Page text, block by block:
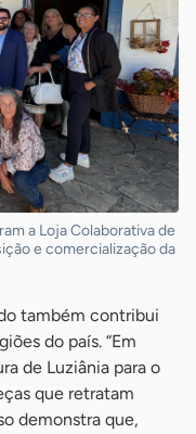
a Loja Colaborativa de
e comercialização da
também contribui
do país. “Em
de Luziânia para o
que retratam
demonstra que,